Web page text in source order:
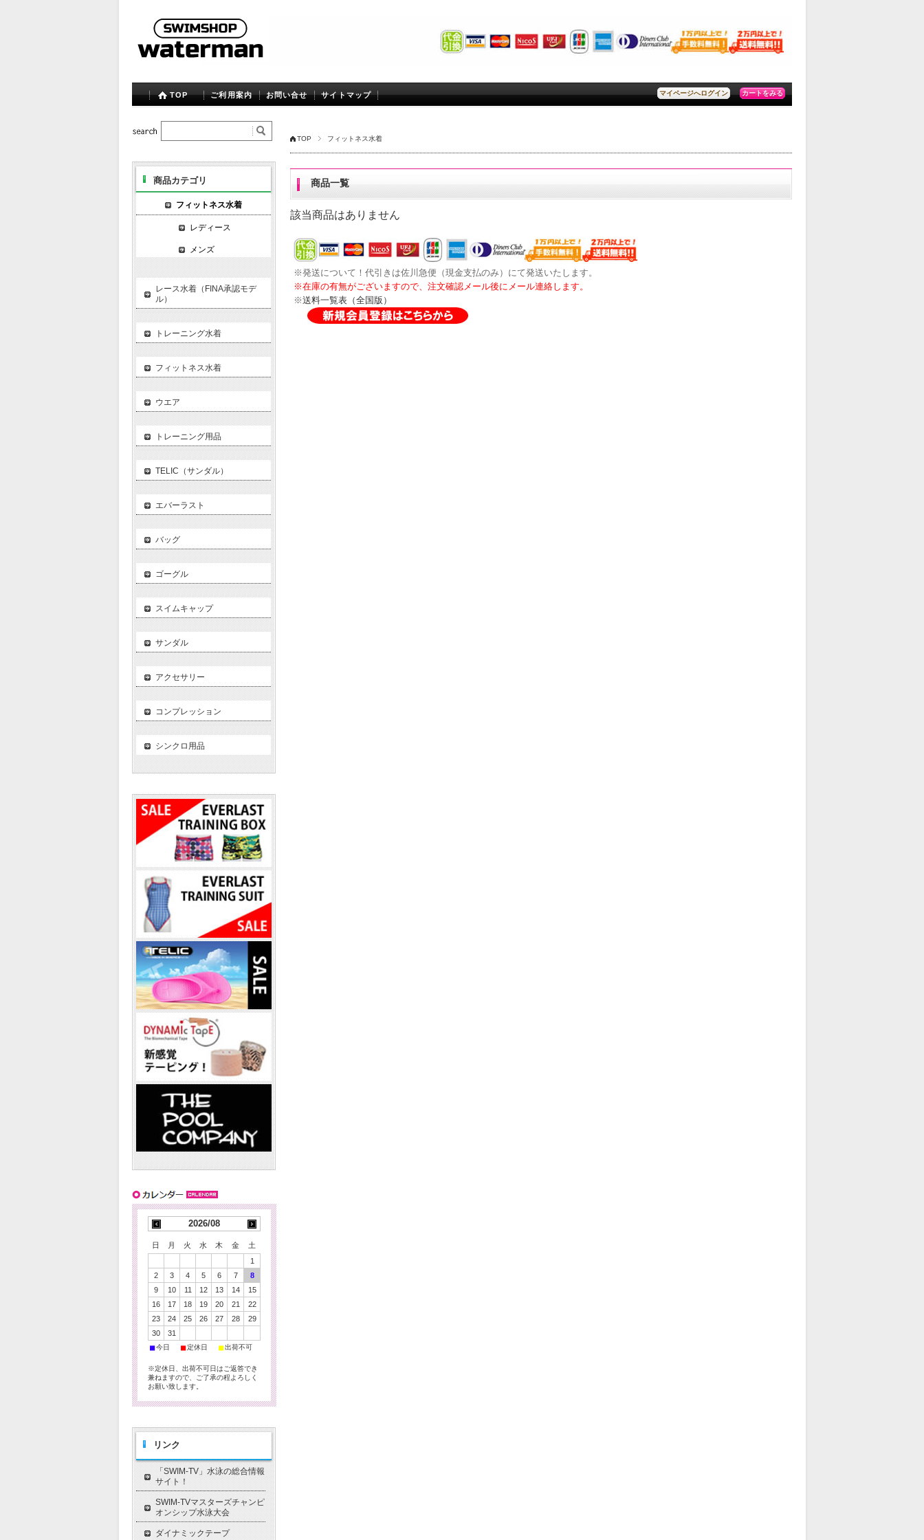
マイページへログイン カートをみる
TOP ご利用案内 お問い合せ サイトマップ
TOP フィットネス水着
商品一覧
該当商品はありません
※発送について！代引きは佐川急便（現金支払のみ）にて発送いたします。
※在庫の有無がございますので、注文確認メール後にメール連絡します。
※送料一覧表（全国版）
商品カテゴリ
フィットネス水着
レディース
メンズ
レース水着（FINA承認モデ
ル）
トレーニング水着
フィットネス水着
ウエア
トレーニング用品
TELIC（サンダル）
エバーラスト
バッグ
ゴーグル
スイムキャップ
サンダル
アクセサリー
コンプレッション
シンクロ用品
2026/08
日 月 火 水 木 金
土
1
2
3 4 5 6 7
8
9
10 11 12 13 14
15
16
17 18 19 20 21
22
23
24 25 26 27 28
29
30
31
■ 今日 ■ 定休日 ■ 出荷不可
※定休日、出荷不可日はご返答でき
兼ねますので、ご了承の程よろしく
お願い致します。
リンク
「SWIM-TV」水泳の総合情報
サイト！
SWIM-TVマスターズチャンピ
オンシップ水泳大会
ダイナミックテープ